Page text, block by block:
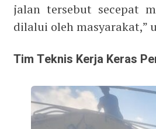
jalan tersebut secepat
dilalui oleh masyarakat,”
Tim Teknis Kerja Keras